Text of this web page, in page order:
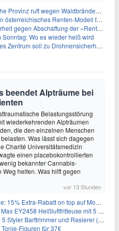
ruft wegen Waldbränden Notstand aus
Renten-Modell für Schwerarbeiter
gegen Abschaffung der «Rente mit 63»
Sonntag: Wo es wieder heiß wird
soll zu Drohnensicherheit forschen
beendet Alpträume bei
Belastungsstörung
wiederkehrenden Alpträumen
die den einzelnen Menschen
Was lässt sich dagegen
Charité Universitätsmedizin
einen placebokontrollierten
bekannter Cannabis-
helfen. Was hilft gegen
vor 13 Stunden
Extra-Rabatt on top auf Mode- und Sport-Artikel
Heißluftfritteuse mit 5 Litern für 64,99€
Barttrimmer und Rasierer (All in One) für 16€
Figuren für 37€